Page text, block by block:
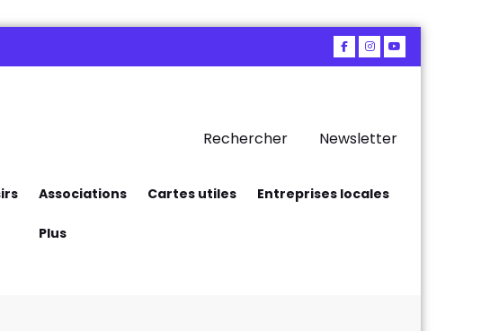
Rechercher Newsletter
Associations Cartes utiles Entreprises locales
Plus